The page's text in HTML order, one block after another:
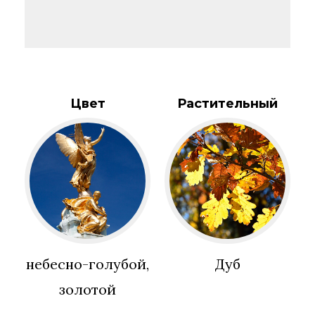
Цвет
небесно-голубой,
золотой
Растительный
Дуб